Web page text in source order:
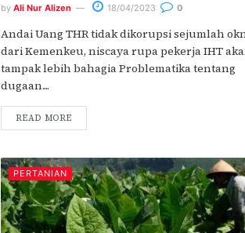
by Ali Nur Alizen 18/04/2023 0
Andai Uang THR tidak dikorupsi sejumlah
dari Kemenkeu, niscaya rupa pekerja IHT
tampak lebih bahagia Problematika tentang
dugaan....
READ MORE
PERTANIAN